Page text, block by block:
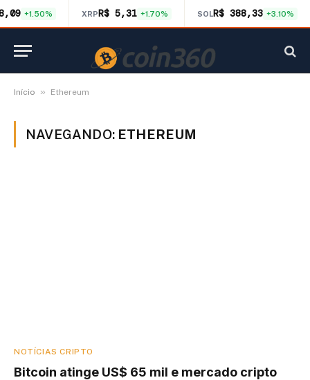
+1.50% XRPR$ 5,31 +1.70% SOLR$ 388,33 +3.10%
Início » Ethereum
NAVEGANDO: ETHEREUM
NOTÍCIAS CRIPTO
Bitcoin atinge US$ 65 mil e mercado cripto